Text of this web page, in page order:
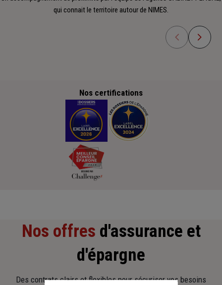
qui connait le territoire autour de NIMES.
Nos certifications
Nos offres d'assurance et
d'épargne
Des contrats clairs et flexibles pour sécuriser vos besoins